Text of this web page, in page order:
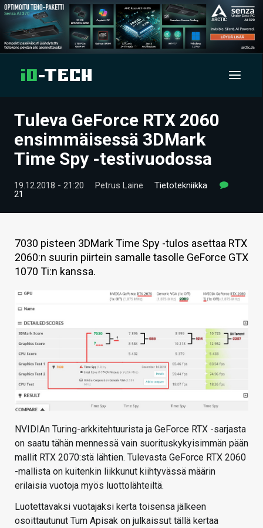
UUTISET
ARTIKKELIT
VIDEOT
HINTA.FI
KAUPPA
HAKU
Tuleva GeForce RTX 2060
ensimmäisessä 3DMark
Time Spy -testivuodossa
19.12.2018 - 21:20 Petrus Laine
Tietotekniikka
21
7030 pisteen 3DMark Time Spy -tulos asettaa RTX
2060:n suurin piirtein samalle tasolle GeForce GTX
1070 Ti:n kanssa.
NVIDIAn Turing-arkkitehtuurista ja GeForce RTX -sarjasta
on saatu tähän mennessä vain suorituskykyisimmän pään
mallit RTX 2070:stä lähtien. Tulevasta GeForce RTX 2060
-mallista on kuitenkin liikkunut kiihtyvässä määrin
erilaisia vuotoja myös luottolähteiltä.
Luotettavaksi vuotajaksi kerta toisensa jälkeen
osoittautunut Tum Apisak on julkaissut tällä kertaa